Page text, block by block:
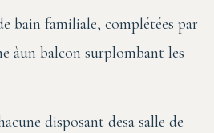
bain familiale, complétées par
àun balcon surplombant les
disposant desa salle de